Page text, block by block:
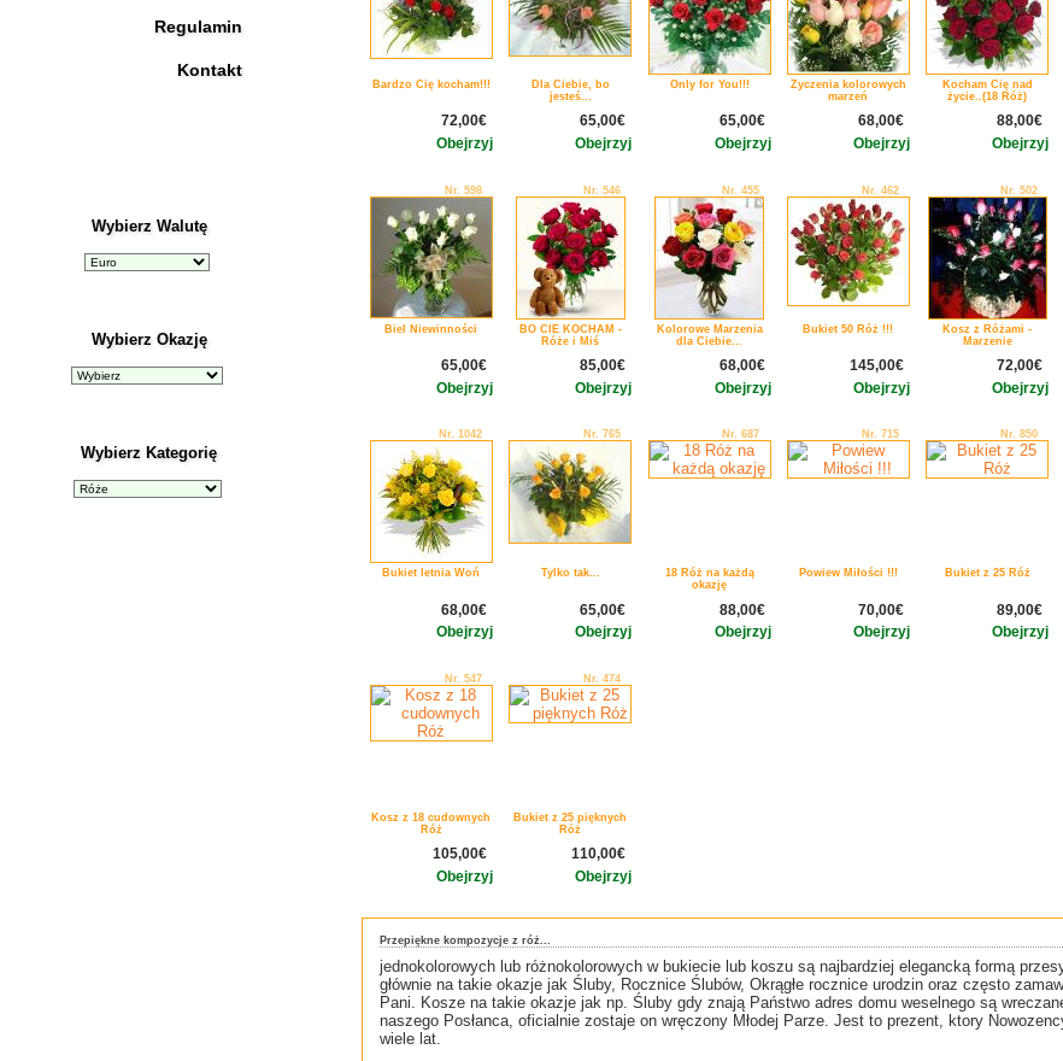
Regulamin
Kontakt
Wybierz Walutę
Wybierz Okazję
Wybierz Kategorię
Bardzo Cię kocham!!!
72,00€
Obejrzyj
Dla Ciebie, bo
jesteś...
65,00€
Obejrzyj
Only for You!!!
65,00€
Obejrzyj
Życzenia kolorowych
marzeń
68,00€
Obejrzyj
Kocham Cię nad
życie..(18 Róż)
88,00€
Obejrzyj
Nr. 598
Biel Niewinności
65,00€
Obejrzyj
Nr. 546
BO CIE KOCHAM -
Róże i Miś
85,00€
Obejrzyj
Nr. 455
Kolorowe Marzenia
dla Ciebie...
68,00€
Obejrzyj
Nr. 462
Bukiet 50 Róż !!!
145,00€
Obejrzyj
Nr. 502
Kosz z Różami -
Marzenie
72,00€
Obejrzyj
Nr. 1042
Bukiet letnia Woń
68,00€
Obejrzyj
Nr. 765
Tylko tak...
65,00€
Obejrzyj
Nr. 687
18 Róż na każdą
okazję
88,00€
Obejrzyj
Nr. 715
Powiew Miłości !!!
70,00€
Obejrzyj
Nr. 850
Bukiet z 25 Róż
89,00€
Obejrzyj
Nr. 547
Kosz z 18 cudownych
Róż
105,00€
Obejrzyj
Nr. 474
Bukiet z 25 pięknych
Róż
110,00€
Obejrzyj
Przepiękne kompozycje z róż...
jednokolorowych lub różnokolorowych w bukiecie lub koszu są najbardziej elegancką formą
głównie na takie okazje jak Śluby, Rocznice Ślubów, Okrągłe rocznice urodzin oraz często
Pani. Kosze na takie okazje jak np. Śluby gdy znają Państwo adres domu weselnego są
naszego Posłanca, oficialnie zostaje on wręczony Młodej Parze. Jest to prezent, ktory
wiele lat.